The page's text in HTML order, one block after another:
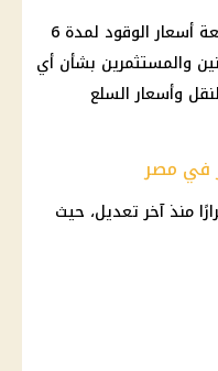
ويأتي هذا الاجتماع بعد تأجيل مراجعة أسعار الوقود لمدة 6
والمستثمرين بشأن أي
وأسعار السلع
في مصر
منذ آخر تعديل، حيث